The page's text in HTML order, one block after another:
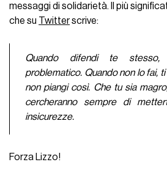
messaggi di solidarietà. Il più
che su Twitterscrive:
Quando difendi te
problematico. Quando non lo fai,
non piangi così. Che tu sia
cercheranno sempre di
insicurezze.
Forza Lizzo!